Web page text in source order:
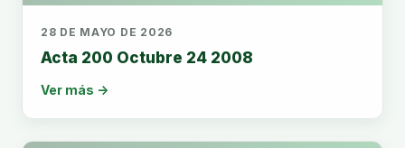
28 DE MAYO DE 2026
Acta 200 Octubre 24 2008
Ver más →